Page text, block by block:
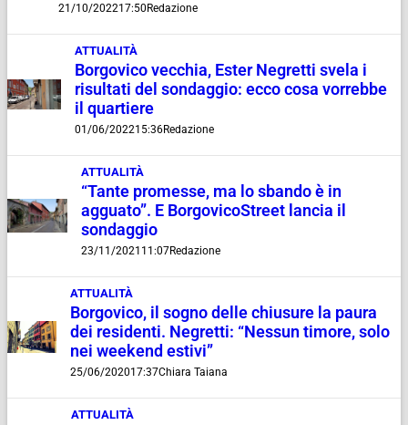
21/10/202217:50Redazione
ATTUALITÀ
Borgovico vecchia, Ester Negretti svela i
risultati del sondaggio: ecco cosa vorrebbe
il quartiere
01/06/202215:36Redazione
ATTUALITÀ
“Tante promesse, ma lo sbando è in
agguato”. E BorgovicoStreet lancia il
sondaggio
23/11/2021 11:07Redazione
ATTUALITÀ
Borgovico, il sogno delle chiusure la paura
dei residenti. Negretti: “Nessun timore, solo
nei weekend estivi”
25/06/202017:37Chiara Taiana
ATTUALITÀ